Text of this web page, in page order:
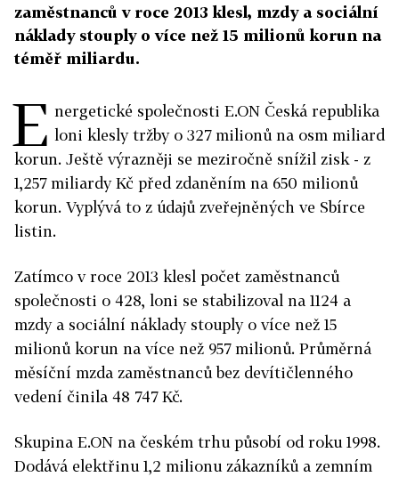
zaměstnanců v roce 2013 klesl, mzdy a sociální
náklady stouply o více než 15 milionů korun na
téměř miliardu.
E nergetické společnosti E.ON Česká republika
loni klesly tržby o 327 milionů na osm miliard
korun. Ještě výrazněji se meziročně snížil zisk - z
1,257 miliardy Kč před zdaněním na 650 milionů
korun. Vyplývá to z údajů zveřejněných ve Sbírce
listin.
Zatímco v roce 2013 klesl počet zaměstnanců
společnosti o 428, loni se stabilizoval na 1124 a
mzdy a sociální náklady stouply o více než 15
milionů korun na více než 957 milionů. Průměrná
měsíční mzda zaměstnanců bez devítičlenného
vedení činila 48 747 Kč.
Skupina E.ON na českém trhu působí od roku 1998.
Dodává elektřinu 1,2 milionu zákazníků a zemním